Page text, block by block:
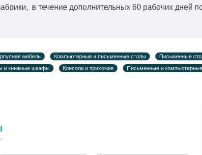
в течение дополнительных 60 рабочих дней
мебель Компьютерные и письменные столы Письменные
и книжные шкафы Консоли и прихожие Письменные и